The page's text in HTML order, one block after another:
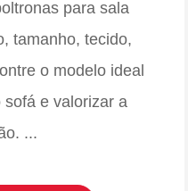
para sala
tamanho, tecido,
o modelo ideal
sofá e valorizar a
...